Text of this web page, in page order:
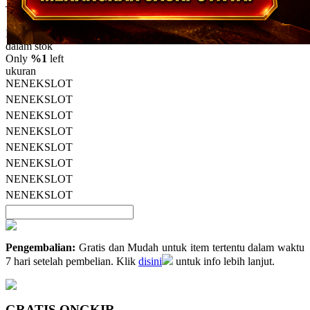
bintang,
nilai
rating
rata-
rata.
Read
13
Reviews.
Tautan
halaman
yang
sama.
Topi Tanpa Bingkai Futura Wash
Info lebih lanjut
dalam stok
Only %1 left
ukuran
NENEKSLOT
NENEKSLOT
NENEKSLOT
NENEKSLOT
NENEKSLOT
NENEKSLOT
NENEKSLOT
NENEKSLOT
Pengembalian: Gratis dan Mudah untuk item tertentu dalam waktu
7 hari setelah pembelian. Klik disini untuk info lebih lanjut.